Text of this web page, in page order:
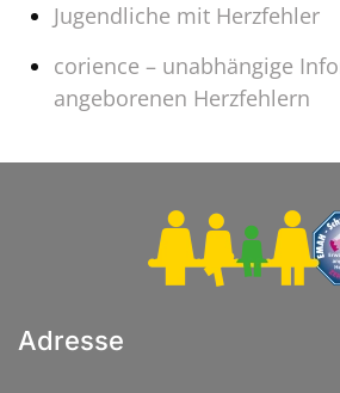
Jugendliche mit Herzfehler
corience – unabhängige
angeborenen Herzfehlern
Adresse